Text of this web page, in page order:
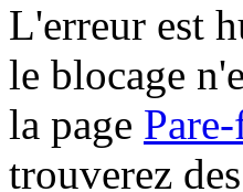
L'erreur est
le blocage
la page
trouverez